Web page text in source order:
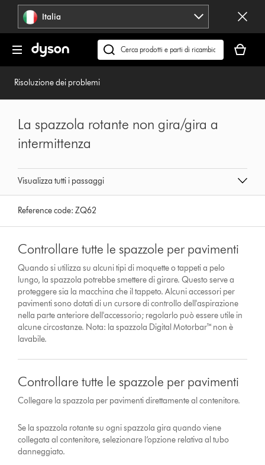
navigazione Italia
Cerca
su
carrello
è
Risoluzione dei problemi
Visualizza tutti i passaggi
La spazzola rotante non gira/gira a
intermittenza
Reference code:ZQ62
Controllare tutte le spazzole per pavimenti
Quando si utilizza su alcuni tipi di moquette o tappeti a pelo
lungo, la spazzola potrebbe smettere di girare. Questo serve a
proteggere sia la macchina che il tappeto. Alcuni accessori per
pavimenti sono dotati di un cursore di controllo dell'aspirazione
nella parte anteriore dell'accessorio; regolarlo può essere utile in
alcune circostanze. Nota: la spazzola Digital Motorbar™ non è
lavabile.
Controllare tutte le spazzole per pavimenti
Collegare la spazzola per pavimenti direttamente al contenitore.
Se la spazzola rotante su ogni spazzola gira quando viene
collegata al contenitore, selezionare l’opzione relativa al tubo
danneggiato.